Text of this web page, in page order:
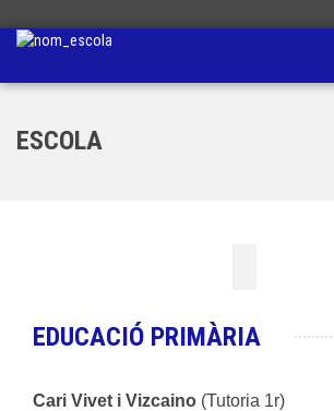
ESCOLA
EDUCACIÓ PRIMÀRIA
Cari Vivet i Vizcaino (Tutoria 1r)